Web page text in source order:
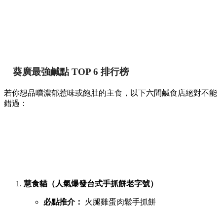
葵廣最強鹹點 TOP 6 排行榜
若你想品嚐濃郁惹味或飽肚的主食，以下六間鹹食店絕對不能
錯過：
慧食貓（人氣爆發台式手抓餅老字號）
必點推介： 火腿雞蛋肉鬆手抓餅